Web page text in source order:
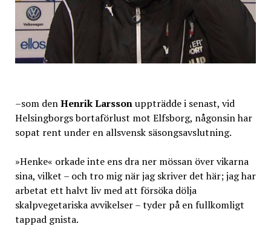
–som denHenrik Larssonuppträdde i senast, vid
Helsingborgs bortaförlust mot Elfsborg, någonsin har
sopat rent under en allsvensk säsongsavslutning.
»Henke« orkade inte ens dra ner mössan över vikarna
sina, vilket – och tro mig när jag skriver det här; jag har
arbetat ett halvt liv med att försöka dölja
skalpvegetariska avvikelser – tyder på en fullkomligt
tappad gnista.